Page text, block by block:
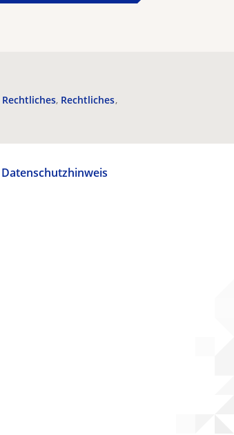
Rechtliches Rechtliches
Datenschutzhinweis